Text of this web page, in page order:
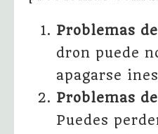
Problemas
dron puede
apagarse
Problemas
Puedes